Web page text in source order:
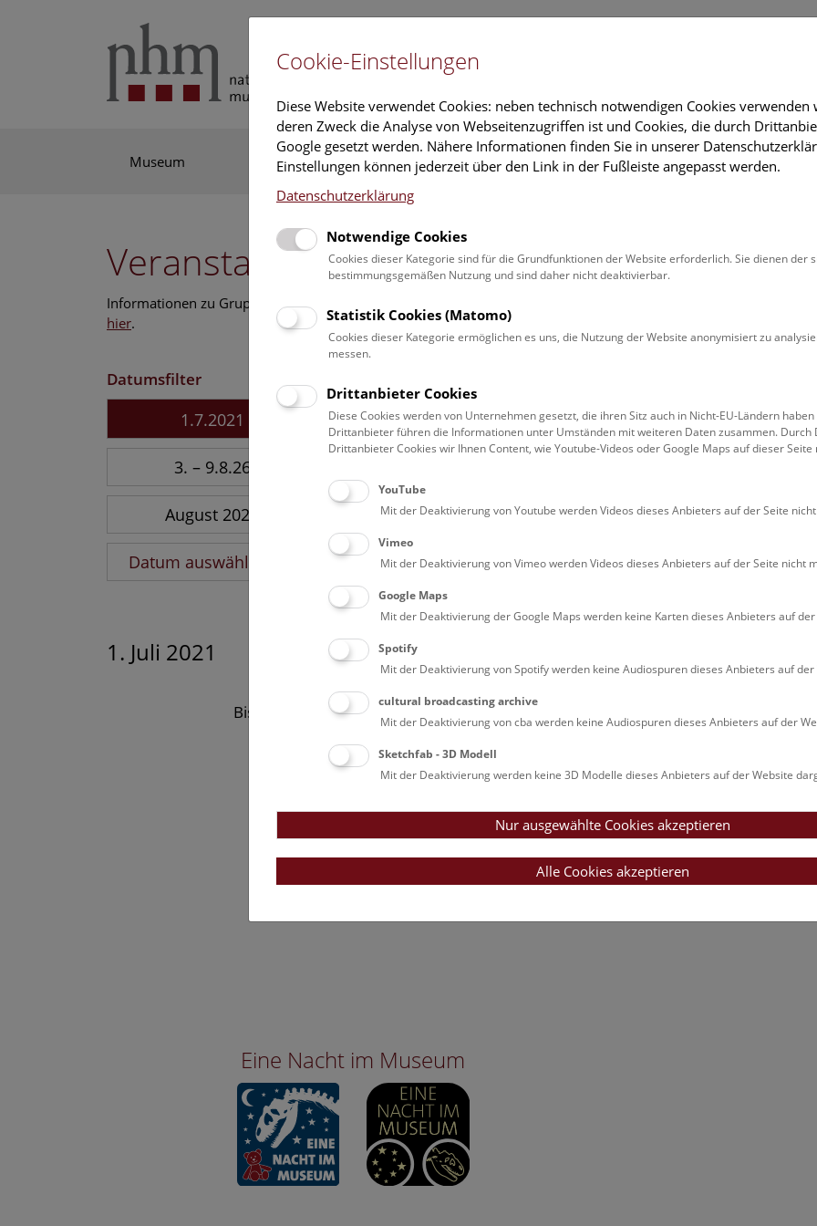
Museum Ausstellung Forschung Führungen & Aktivitäten Deck 50
Veranstaltungskalender
Informationen zu Gruppen,- Kindergarten- und Schulprogrammen finden Sie
hier.
Datumsfilter
1.7.2021
3. – 9.8.26
August 2026
Datum auswählen
Erwachsene (0)
Familien (0)
Führungen &
Kulinarik &
1. Juli 2021
Bisher keine Ergebnisse. Dienstags ist das NHM Wien in der Regel geschlossen.
Eine Nacht im Museum
Cookie-Einstellungen
Diese Website verwendet Cookies: neben technisch notwendigen Cookies verwenden
deren Zweck die Analyse von Webseitenzugriffen ist und Cookies, die durch
Google gesetzt werden. Nähere Informationen finden Sie in unserer
Einstellungen können jederzeit über den Link in der Fußleiste angepasst werden.
Datenschutzerklärung
Notwendige Cookies
Cookies dieser Kategorie sind für die Grundfunktionen der Website erforderlich. Sie dienen der
bestimmungsgemäßen Nutzung und sind daher nicht deaktivierbar.
Statistik Cookies (Matomo)
Cookies dieser Kategorie ermöglichen es uns, die Nutzung der Website anonymisiert zu
messen.
Drittanbieter Cookies
Diese Cookies werden von Unternehmen gesetzt, die ihren Sitz auch in Nicht-EU-Ländern haben
Drittanbieter führen die Informationen unter Umständen mit weiteren Daten zusammen. Durch
Drittanbieter Cookies wir Ihnen Content, wie Youtube-Videos oder Google Maps auf dieser
YouTube
Mit der Deaktivierung von Youtube werden Videos dieses Anbieters auf der Seite
Vimeo
Mit der Deaktivierung von Vimeo werden Videos dieses Anbieters auf der Seite nicht
Google Maps
Mit der Deaktivierung der Google Maps werden keine Karten dieses Anbieters auf
Spotify
Mit der Deaktivierung von Spotify werden keine Audiospuren dieses Anbieters auf
cultural broadcasting archive
Mit der Deaktivierung von cba werden keine Audiospuren dieses Anbieters auf der
Sketchfab - 3D Modell
Mit der Deaktivierung werden keine 3D Modelle dieses Anbieters auf der Website
Nur ausgewählte Cookies akzeptieren
Alle Cookies akzeptieren